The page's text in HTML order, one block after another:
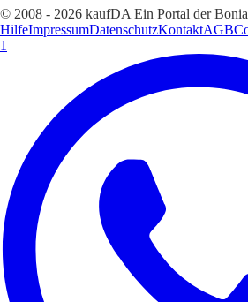
© 2008 - 2026 kaufDA Ein Portal der
HilfeImpressumDatenschutzKontaktAGB
1